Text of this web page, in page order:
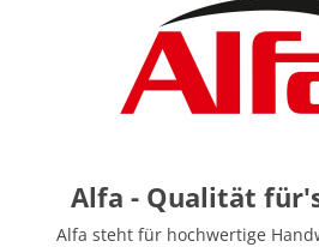
Alfa - Qualität
Alfa steht für hochwertige